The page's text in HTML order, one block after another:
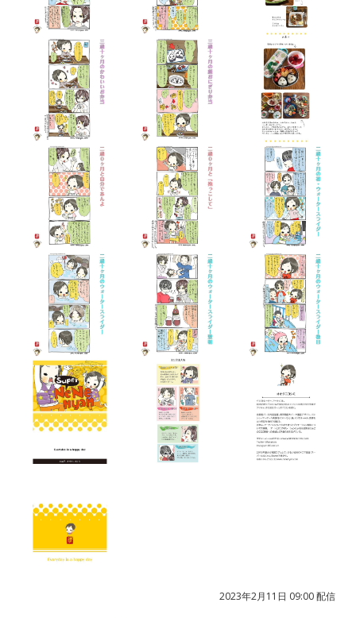
2023年2月11日 09:00 配信